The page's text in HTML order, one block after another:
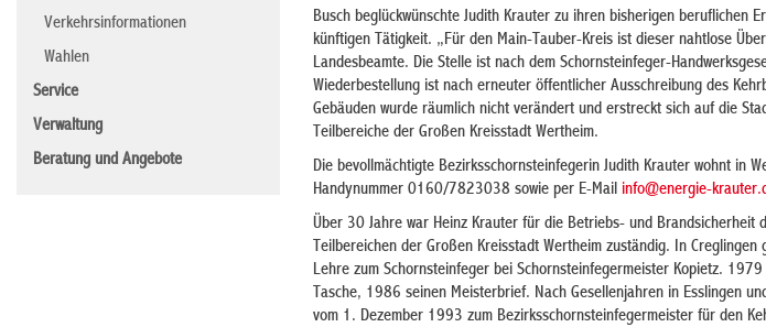
Verkehrsinformationen
Wahlen
Service
Verwaltung
Beratung und Angebote
Busch beglückwünschte Judith Krauter zu ihren bisherigen beruflichen
künftigen Tätigkeit. „Für den Main-Tauber-Kreis ist dieser nahtlose
Landesbeamte. Die Stelle ist nach dem Schornsteinfeger-
Wiederbestellung ist nach erneuter öffentlicher Ausschreibung des
Gebäuden wurde räumlich nicht verändert und erstreckt sich auf die
Teilbereiche der Großen Kreisstadt Wertheim.
Die bevollmächtigte Bezirksschornsteinfegerin Judith Krauter wohnt in
Handynummer 0160/7823038 sowie per E-Mail info@energie-
Über 30 Jahre war Heinz Krauter für die Betriebs- und Brandsicherheit
Teilbereichen der Großen Kreisstadt Wertheim zuständig. In
Lehre zum Schornsteinfeger bei Schornsteinfegermeister Kopietz.
Tasche, 1986 seinen Meisterbrief. Nach Gesellenjahren in Esslingen
vom 1. Dezember 1993 zum Bezirksschornsteinfegermeister für den